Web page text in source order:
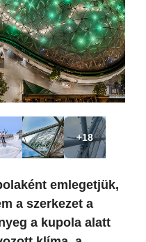
+18
emlegetjük,
a szerkezet a
a kupola alatt